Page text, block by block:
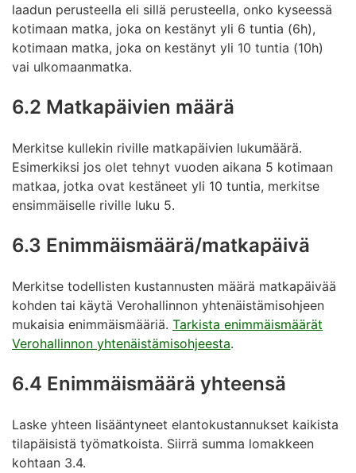
laadun perusteella eli sillä perusteella, onko kyseessä
kotimaan matka, joka on kestänyt yli 6 tuntia (6h),
kotimaan matka, joka on kestänyt yli 10 tuntia (10h)
vai ulkomaanmatka.
6.2 Matkapäivien määrä
Merkitse kullekin riville matkapäivien lukumäärä.
Esimerkiksi jos olet tehnyt vuoden aikana 5 kotimaan
matkaa, jotka ovat kestäneet yli 10 tuntia, merkitse
ensimmäiselle riville luku 5.
6.3 Enimmäismäärä/matkapäivä
Merkitse todellisten kustannusten määrä matkapäivää
kohden tai käytä Verohallinnon yhtenäistämisohjeen
mukaisia enimmäismääriä. Tarkista enimmäismäärät
Verohallinnon yhtenäistämisohjeesta.
6.4 Enimmäismäärä yhteensä
Laske yhteen lisääntyneet elantokustannukset kaikista
tilapäisistä työmatkoista. Siirrä summa lomakkeen
kohtaan 3.4.